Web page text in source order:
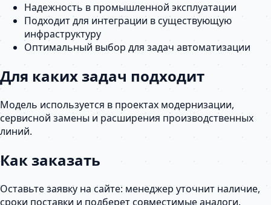
Надежность в промышленной эксплуатации
Подходит для интеграции в существующую
инфраструктуру
Оптимальный выбор для задач автоматизации
Для каких задач подходит
Модель используется в проектах модернизации,
сервисной замены и расширения производственных
линий.
Как заказать
Оставьте заявку на сайте: менеджер уточнит наличие,
сроки поставки и подберет совместимые аналоги.